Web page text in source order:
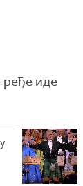
ређе иде